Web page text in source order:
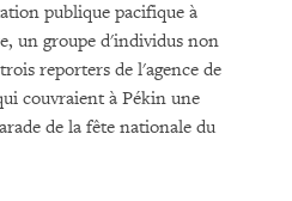
publique pacifique à
un groupe d'individus non
reporters de l'agence de
couvraient à Pékin une
de la fête nationale du